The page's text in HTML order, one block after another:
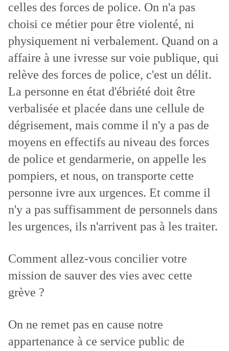
celles des forces de police. On n'a pas
choisi ce métier pour être violenté, ni
physiquement ni verbalement. Quand on a
affaire à une ivresse sur voie publique, qui
relève des forces de police, c'est un délit.
La personne en état d'ébriété doit être
verbalisée et placée dans une cellule de
dégrisement, mais comme il n'y a pas de
moyens en effectifs au niveau des forces
de police et gendarmerie, on appelle les
pompiers, et nous, on transporte cette
personne ivre aux urgences. Et comme il
n'y a pas suffisamment de personnels dans
les urgences, ils n'arrivent pas à les traiter.
Comment allez-vous concilier votre
mission de sauver des vies avec cette
grève ?
On ne remet pas en cause notre
appartenance à ce service public de